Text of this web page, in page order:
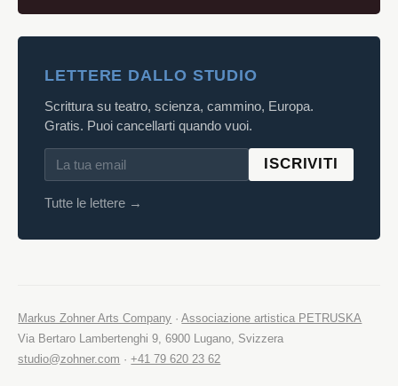
LETTERE DALLO STUDIO
Scrittura su teatro, scienza, cammino, Europa.
Gratis. Puoi cancellarti quando vuoi.
ISCRIVITI
Tutte le lettere →
Markus Zohner Arts Company ·Associazione artistica PETRUSKA
Via Bertaro Lambertenghi 9, 6900 Lugano, Svizzera
studio@zohner.com ·+41 79 620 23 62